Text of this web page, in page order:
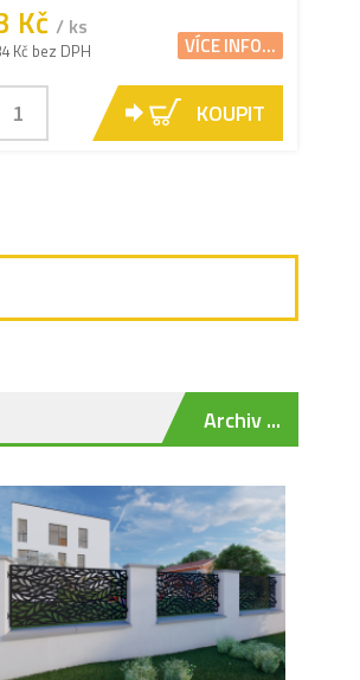
Kč / ks
Kč bez DPH VÍCE INFO...
KOUPIT
Archiv ...